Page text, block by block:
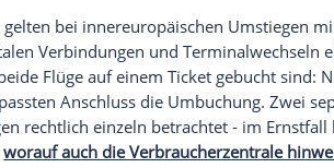
Doch der günstigere Tarif bringt
werden - und am Reisetag teuer
wirklich?
schlagen gern
schneller ans Ziel führen. 45